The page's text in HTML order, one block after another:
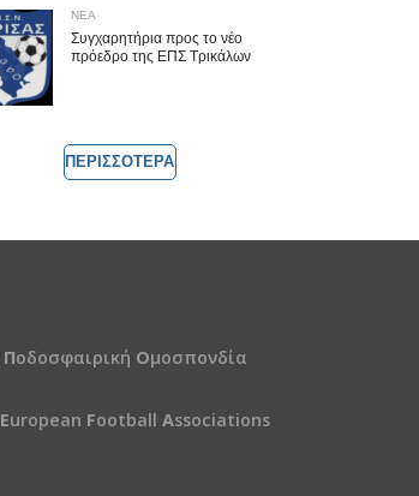
ΝΕΑ
Συγχαρητήρια προς το νέο
πρόεδρο της ΕΠΣ Τρικάλων
ΠΕΡΙΣΣΟΤΕΡΑ
Ποδοσφαιρική Ομοσπονδία
European Football Associations